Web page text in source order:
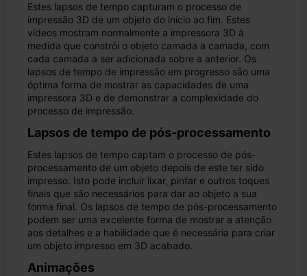
Estes lapsos de tempo capturam o processo de
impressão 3D de um objeto do início ao fim. Estes
vídeos mostram normalmente a impressora 3D à
medida que constrói o objeto camada a camada, com
cada camada a ser adicionada sobre a anterior. Os
lapsos de tempo de impressão em progresso são uma
óptima forma de mostrar as capacidades de uma
impressora 3D e de demonstrar a complexidade do
processo de impressão.
Lapsos de tempo de pós-processamento
Estes lapsos de tempo captam o processo de pós-
processamento de um objeto depois de este ter sido
impresso. Isto pode incluir lixar, pintar e outros toques
finais que são necessários para dar ao objeto a sua
forma final. Os lapsos de tempo de pós-processamento
podem ser uma excelente forma de mostrar a atenção
aos detalhes e a habilidade que é necessária para criar
um objeto impresso em 3D acabado.
Animações